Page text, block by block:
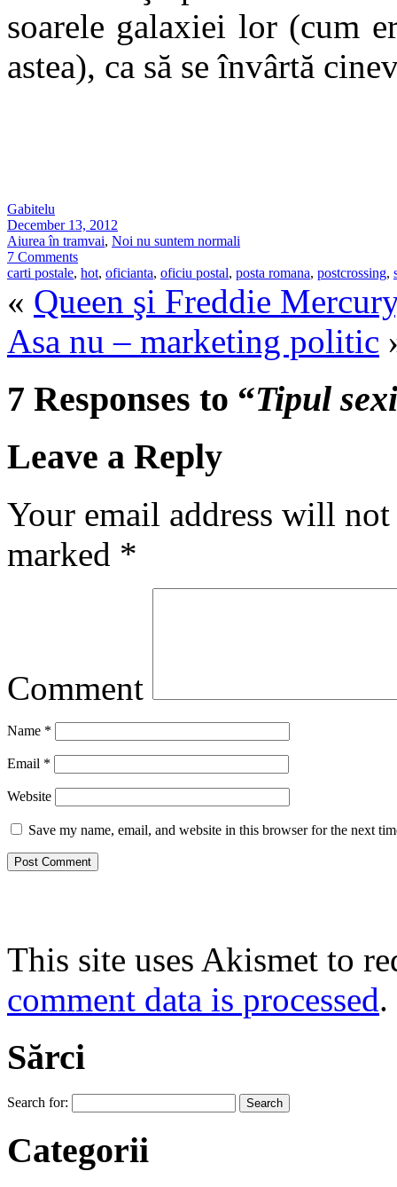
soarele galaxiei lor (cum
astea), ca să se învârtă
Gabitelu
December 13, 2012
Aiurea în tramvai, Noi nu suntem normali
7 Comments
carti postale, hot, oficianta, oficiu postal, posta romana, postcrossing,
« Queen şi Freddie
Asa nu – marketing politic
7 Responses to “Tipul
Leave a Reply
Your email address will
marked *
Comment
Name *
Email *
Website
Save my name, email, and website in this browser for the next
This site uses Akismet to
comment data is processed.
Sărci
Search for:
Categorii